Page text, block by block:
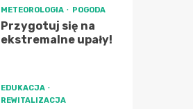
METEOROLOGIA POGODA
Przygotuj się na
ekstremalne upały!
EDUKACJA
REWITALIZACJA